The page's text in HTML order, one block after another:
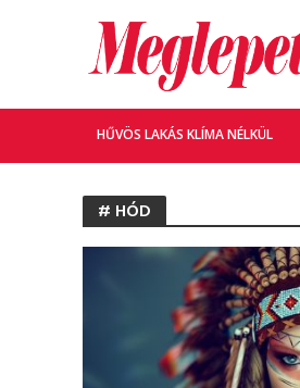
HŰVÖS LAKÁS KLÍMA NÉLKÜL
# HÓD